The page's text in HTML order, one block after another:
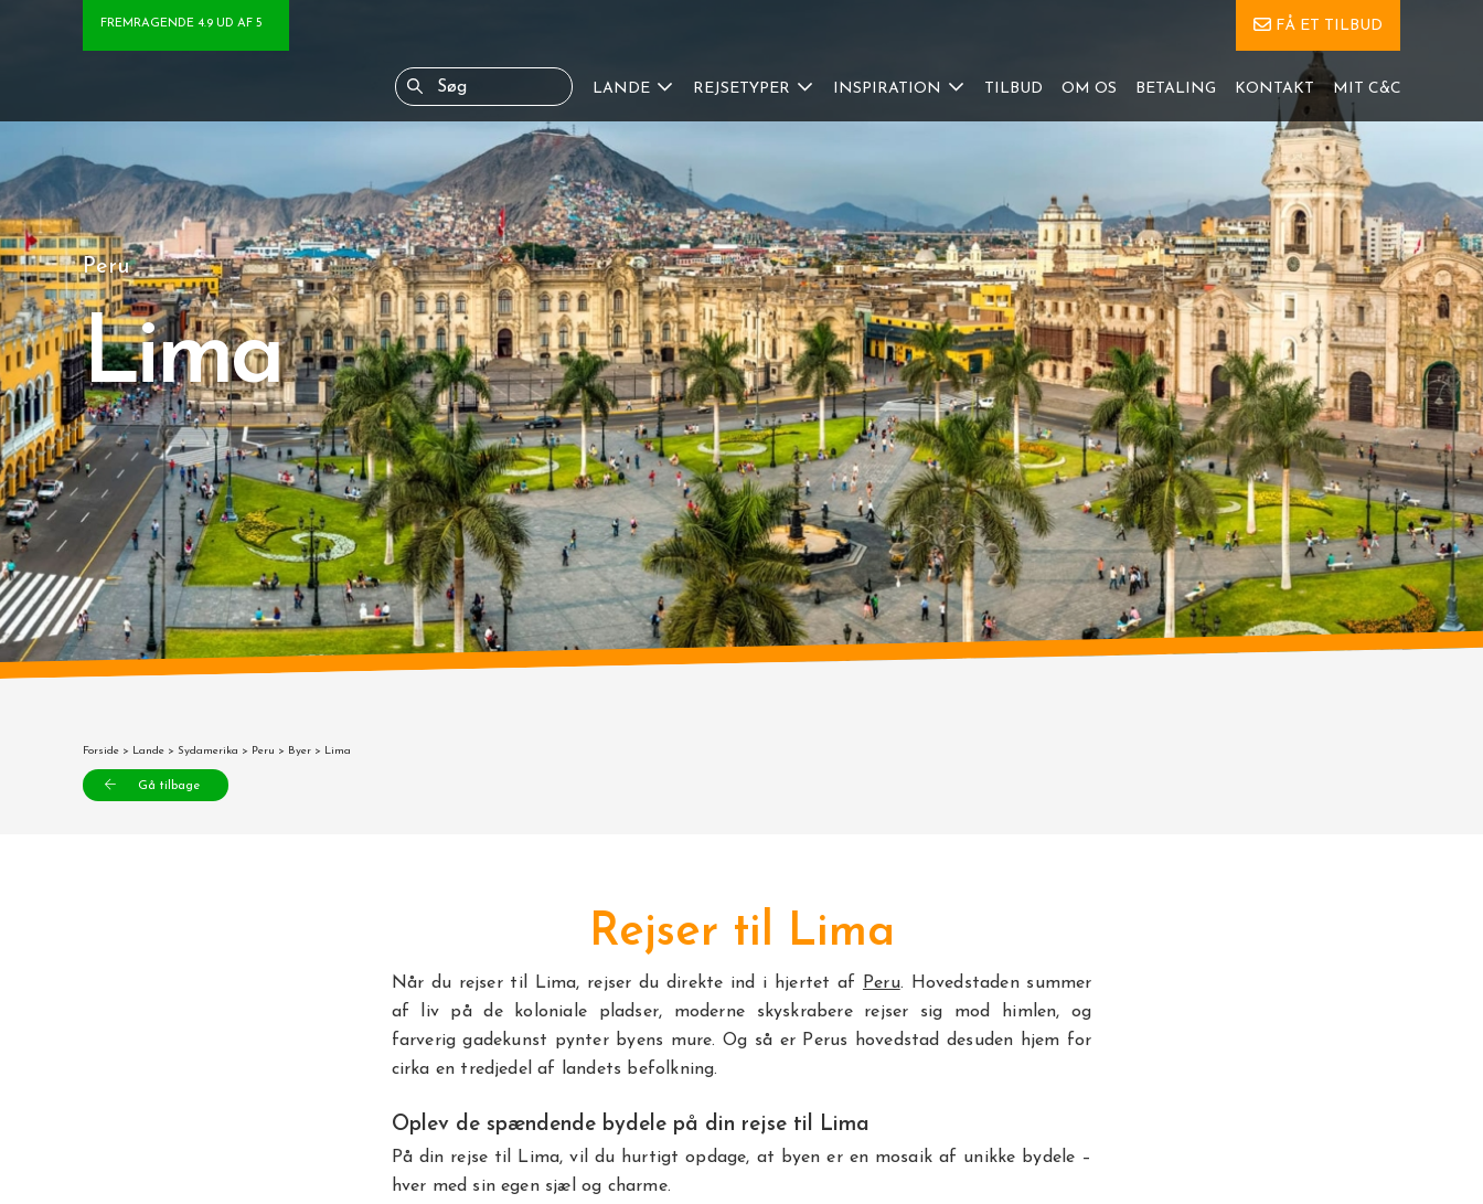
FREMRAGENDE 4.9 UD AF 5 FÅ ET TILBUD
LANDE REJSETYPER INSPIRATION TILBUD OM OS BETALING KONTAKT MIT C&C
Peru
Lima
Forside > Lande > Sydamerika > Peru > Byer > Lima
Gå tilbage
Rejser til Lima
Når du rejser til Lima, rejser du direkte ind i hjertet af Peru. Hovedstaden summer
af liv på de koloniale pladser, moderne skyskrabere rejser sig mod himlen, og
farverig gadekunst pynter byens mure. Og så er Perus hovedstad desuden hjem for
cirka en tredjedel af landets befolkning.
Oplev de spændende bydele på din rejse til Lima
På din rejse til Lima, vil du hurtigt opdage, at byen er en mosaik af unikke bydele –
hver med sin egen sjæl og charme.